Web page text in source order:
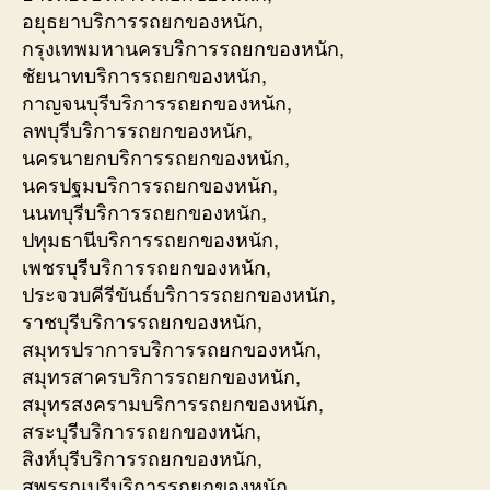
อยุธยาบริการรถยกของหนัก,
กรุงเทพมหานครบริการรถยกของหนัก,
ชัยนาทบริการรถยกของหนัก,
กาญจนบุรีบริการรถยกของหนัก,
ลพบุรีบริการรถยกของหนัก,
นครนายกบริการรถยกของหนัก,
นครปฐมบริการรถยกของหนัก,
นนทบุรีบริการรถยกของหนัก,
ปทุมธานีบริการรถยกของหนัก,
เพชรบุรีบริการรถยกของหนัก,
ประจวบคีรีขันธ์บริการรถยกของหนัก,
ราชบุรีบริการรถยกของหนัก,
สมุทรปราการบริการรถยกของหนัก,
สมุทรสาครบริการรถยกของหนัก,
สมุทรสงครามบริการรถยกของหนัก,
สระบุรีบริการรถยกของหนัก,
สิงห์บุรีบริการรถยกของหนัก,
สุพรรณบุรีบริการรถยกของหนัก,